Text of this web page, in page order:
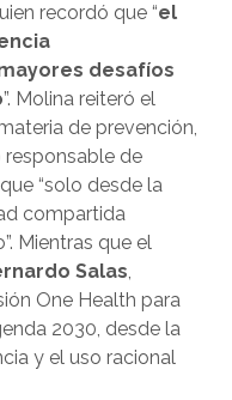
recordó que “el
desafíos
”. Molina reiteró el
de prevención,
de
“solo desde la
compartida
Mientras que el
Salas,
One Health para
2030, desde la
y el uso racional